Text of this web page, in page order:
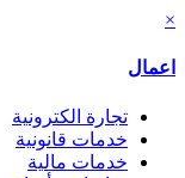
×
اعمال
تجارة الكترونية
خدمات قانونية
خدمات مالية